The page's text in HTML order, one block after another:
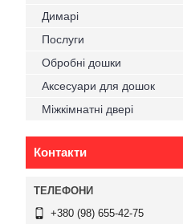
Димарі
Послуги
Обробні дошки
Аксесуари для дошок
Міжкімнатні двері
Контакти
+380 (98) 655-42-75